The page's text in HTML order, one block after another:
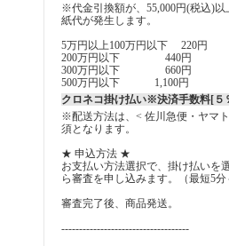
※代金引換額が、55,000円(税込)
紙代が発生します。
5万円以上100万円以下 220円
200万円以下 440円
300万円以下 660円
500万円以下 1,100円
クロネコ掛け払い※決済手数料[５
※配送方法は、< 佐川急便・ヤマ
須となります。
★ 申込方法 ★
お支払い方法選択で、掛け払いを
ら審査を申し込みます。（最短5
審査完了後、商品発送。
------------------------------------